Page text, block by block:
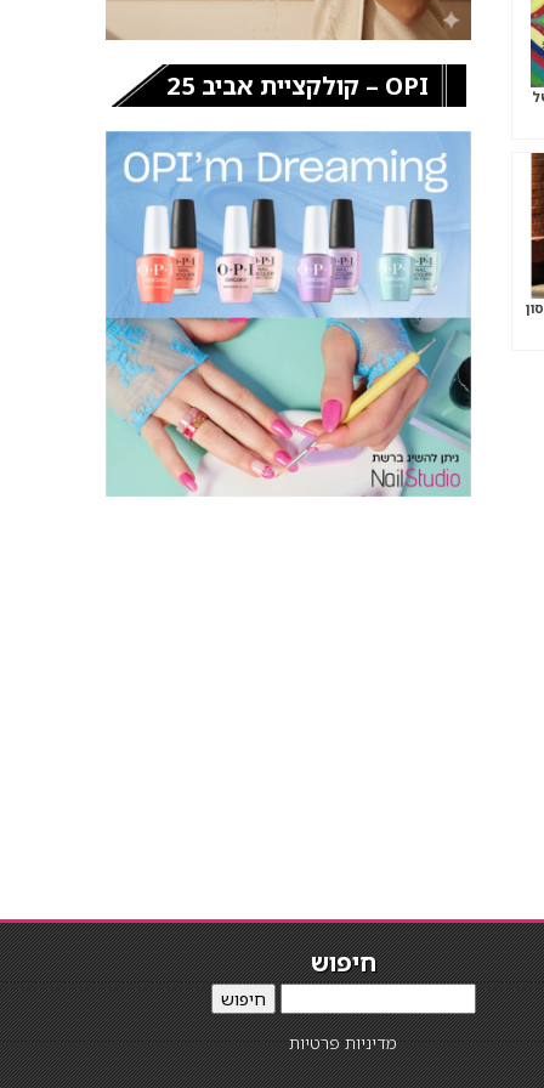
OPI – קולקציית אביב 25
חיפוש
חיפוש
מדיניות פרטיות